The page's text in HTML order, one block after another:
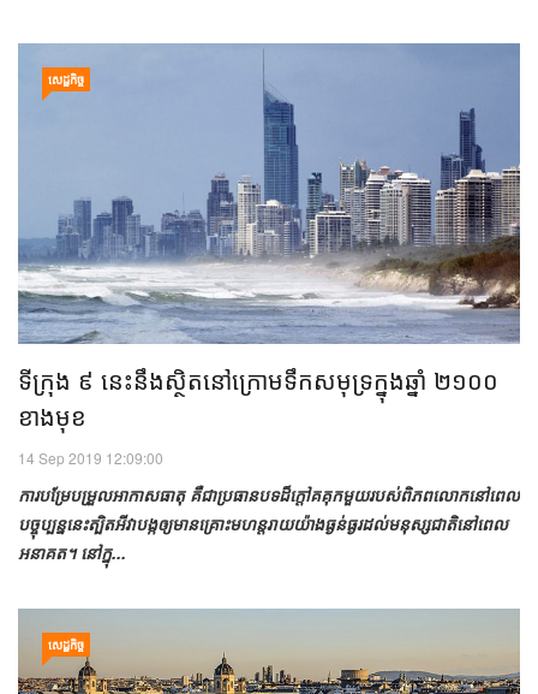
សេដ្ឋកិច្ច
ទីក្រុង​ ៩ នេះ​នឹង​ស្ថិត​នៅ​ក្រោម​​ទឹកសមុទ្រ​​​​ក្នុង​ឆ្នាំ ២១០០
ខាងមុខ
14 Sep 2019 12:09:00
ការ​បម្រែបម្រួល​អាកាសធាតុ គឺ​ជា​ប្រធានបទ​ដ៏​ក្តៅ​គគុក​មួយ​របស់​ពិភពលោក​នៅ​ពេល​
បច្ចុប្បន្ន​នេះ​ត្បិតអី​វា​បង្ក​ឲ្យ​មាន​គ្រោះមហន្តរាយ​យ៉ាង​​ធ្ងន់ធ្ងរ​ដល់​មនុស្សជាតិ​នៅ​ពេល​​
អនាគត។ នៅ​ក្នុ...
សេដ្ឋកិច្ច